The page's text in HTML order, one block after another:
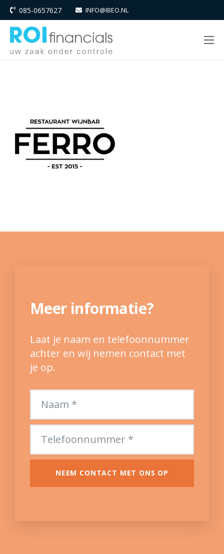
085-0657627 INFO@IBEO.NL
Meer informatie?
Laat je naam en telefoonnummer
achter en wij nemen contact met
je op.
NEEM CONTACT MET ONS OP